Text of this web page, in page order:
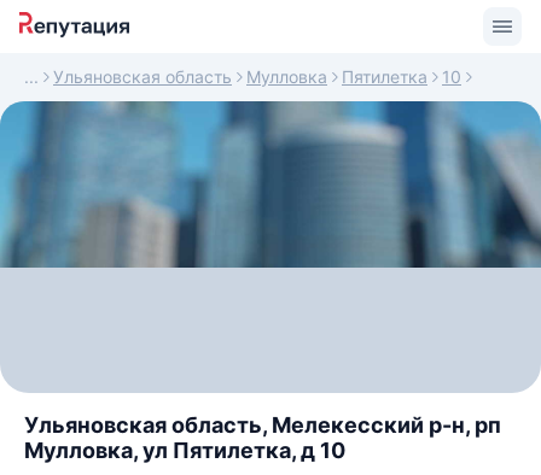
Ульяновская область Мулловка Пятилетка 10
Ульяновская область, Мелекесский р-н, рп
Мулловка, ул Пятилетка, д 10